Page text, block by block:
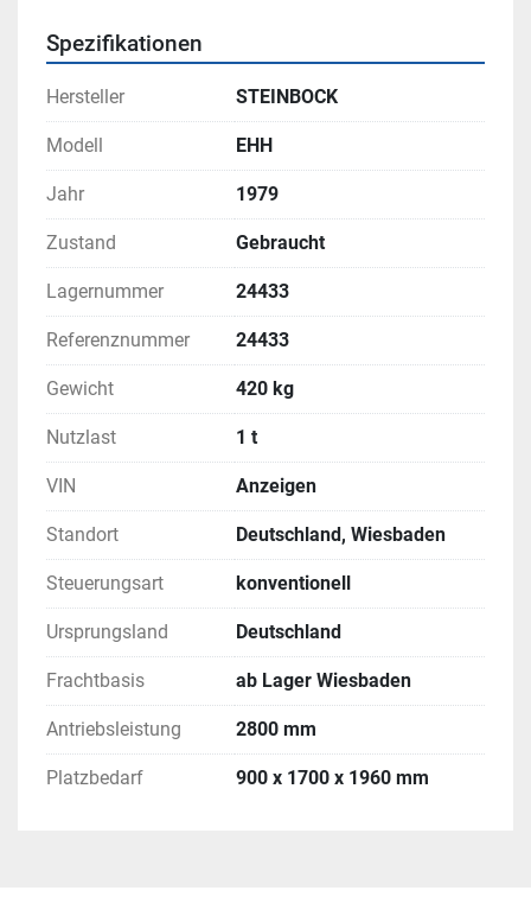
Spezifikationen
Hersteller STEINBOCK
Modell EHH
Jahr 1979
Zustand Gebraucht
Lagernummer 24433
Referenznummer 24433
Gewicht 420 kg
Nutzlast 1 t
VIN Anzeigen
Standort Deutschland, Wiesbaden
Steuerungsart konventionell
Ursprungsland Deutschland
Frachtbasis ab Lager Wiesbaden
Antriebsleistung 2800 mm
Platzbedarf 900 x 1700 x 1960 mm